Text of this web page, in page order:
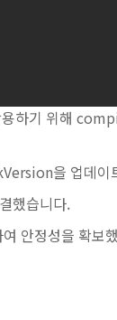
하기 위해
을 업데이
했습니다.
안정성을 확보